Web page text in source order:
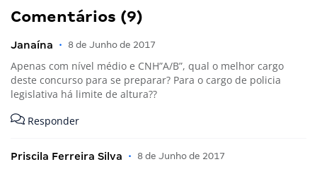
Comentários (9)
Janaína • 8 de Junho de 2017
Apenas com nível médio e CNH”A/B”, qual o melhor cargo
deste concurso para se preparar? Para o cargo de policia
legislativa há limite de altura??
Responder
Priscila Ferreira Silva • 8 de Junho de 2017